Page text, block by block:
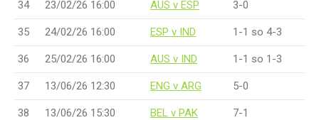
34 23/02/26 16:00 AUS v ESP 3-0
35 24/02/26 16:00 ESP v IND 1-1 so 4-3
36 25/02/26 16:00 AUS v IND 1-1 so 1-3
37 13/06/26 12:30 ENG v ARG 5-0
38 13/06/26 15:30 BEL v PAK 7-1